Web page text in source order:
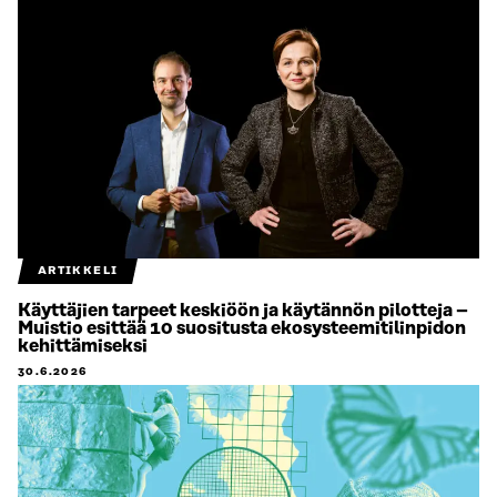
ARTIKKELI
Käyttäjien tarpeet keskiöön ja käytännön pilotteja –
Muistio esittää 10 suositusta ekosysteemitilinpidon
kehittämiseksi
30.6.2026